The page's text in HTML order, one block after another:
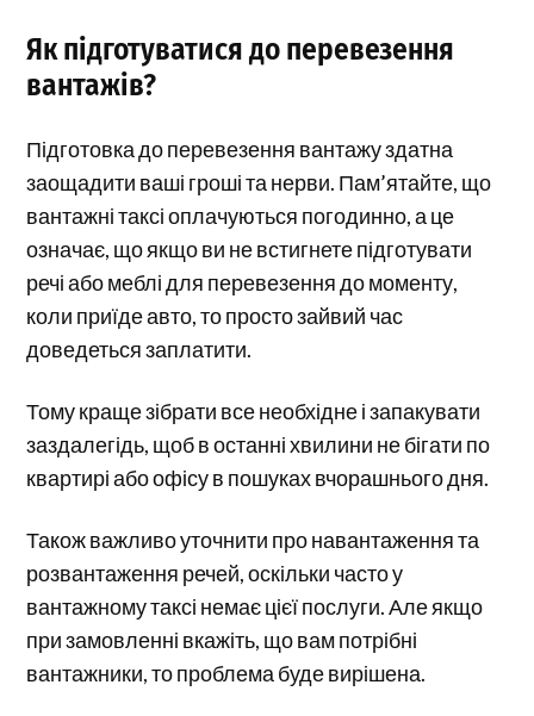
Як підготуватися до перевезення
вантажів?
Підготовка до перевезення вантажу здатна
заощадити ваші гроші та нерви. Пам’ятайте, що
вантажні таксі оплачуються погодинно, а це
означає, що якщо ви не встигнете підготувати
речі або меблі для перевезення до моменту,
коли приїде авто, то просто зайвий час
доведеться заплатити.
Тому краще зібрати все необхідне і запакувати
заздалегідь, щоб в останні хвилини не бігати по
квартирі або офісу в пошуках вчорашнього дня.
Також важливо уточнити про навантаження та
розвантаження речей, оскільки часто у
вантажному таксі немає цієї послуги. Але якщо
при замовленні вкажіть, що вам потрібні
вантажники, то проблема буде вирішена.